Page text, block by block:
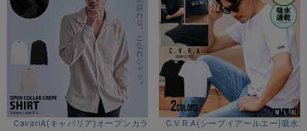
CavariA(キャバリア)オープンカラー楊柳シャツ/全3色C.V.R.A(シーブイアールエー)吸水